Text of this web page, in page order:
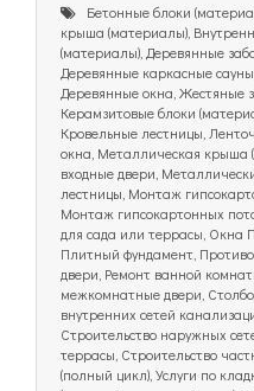
Бетонные блоки
крыша (материалы),
(материалы), Деревянные
Деревянные каркасные
Деревянные окна, Жестяные
Керамзитовые блоки
Кровельные лестницы,
окна, Металлическая крыша
входные двери,
лестницы, Монтаж
Монтаж гипсокартонных
для сада или террасы, Окна
Плитный фундамент,
двери, Ремонт ванной
межкомнатные двери,
внутренних сетей
Строительство наружных
террасы, Строительство
(полный цикл), Услуги по